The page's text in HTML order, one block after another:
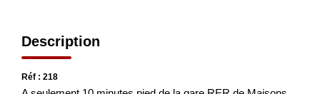
Description
Réf : 218